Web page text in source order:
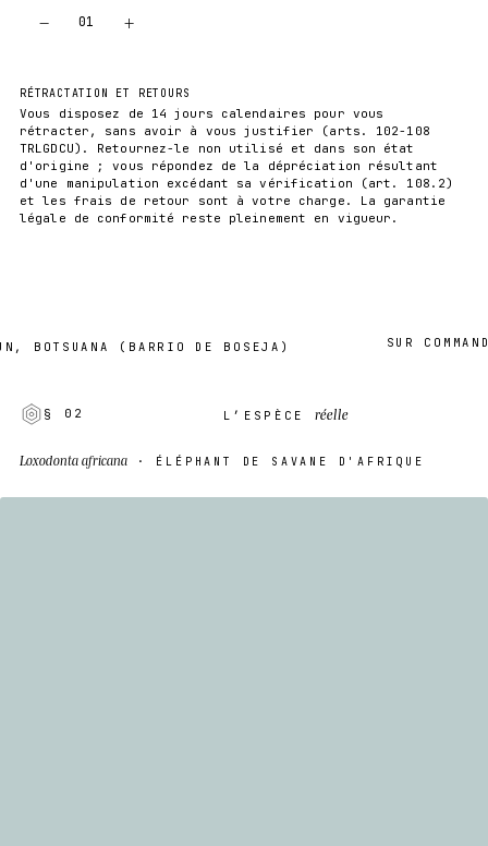
− 01 +
RÉTRACTATION ET RETOURS
Vous disposez de 14 jours calendaires pour vous
rétracter, sans avoir à vous justifier (arts. 102-108
TRLGDCU). Retournez-le non utilisé et dans son état
d'origine ; vous répondez de la dépréciation résultant
d'une manipulation excédant sa vérification (art. 108.2)
et les frais de retour sont à votre charge. La garantie
légale de conformité reste pleinement en vigueur.
(BARRIO DE BOSEJA) SUR COMMANDE
§ 02 L’ESPÈCEréelle
Loxodonta africana · ÉLÉPHANT DE SAVANE D'AFRIQUE